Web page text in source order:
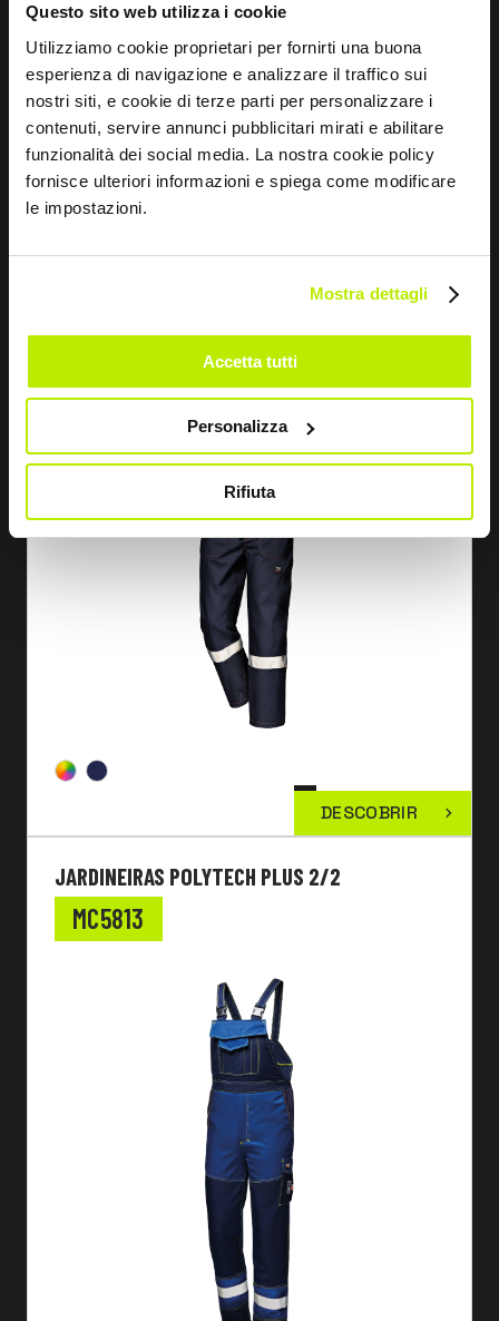
Questo sito web utilizza i cookie
Utilizziamo cookie proprietari per fornirti una buona
esperienza di navigazione e analizzare il traffico sui
nostri siti, e cookie di terze parti per personalizzare i
contenuti, servire annunci pubblicitari mirati e abilitare
funzionalità dei social media. La nostra cookie policy
fornisce ulteriori informazioni e spiega come modificare
le impostazioni.
Mostra dettagli
Accetta tutti
Personalizza
Rifiuta
+
DESCOBRIR
FATO POLYTECH BANDAS
DESCOBRIR
JARDINEIRAS POLYTECH PLUS 2/2
MC5813